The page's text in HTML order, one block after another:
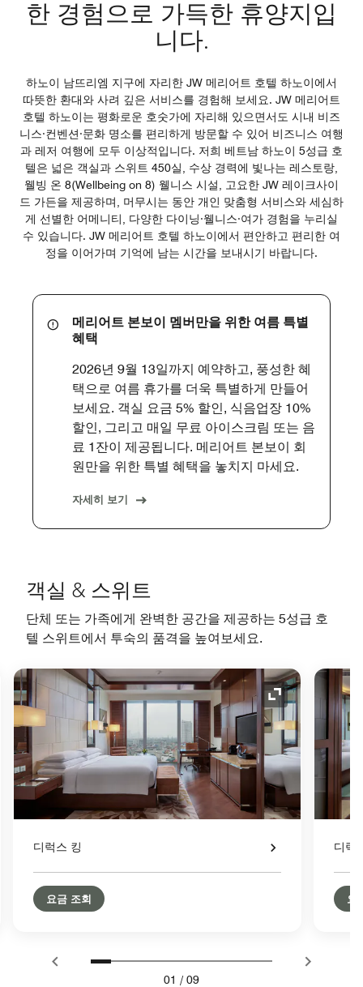
한 경험으로 가득한 휴양지입
니다.
하노이 남뜨리엠 지구에 자리한 JW 메리어트 호텔 하노이에서
따뜻한 환대와 사려 깊은 서비스를 경험해 보세요. JW 메리어트
호텔 하노이는 평화로운 호숫가에 자리해 있으면서도 시내 비즈
니스·컨벤션·문화 명소를 편리하게 방문할 수 있어 비즈니스 여행
과 레저 여행에 모두 이상적입니다. 저희 베트남 하노이 5성급 호
텔은 넓은 객실과 스위트 450실, 수상 경력에 빛나는 레스토랑,
웰빙 온 8(Wellbeing on 8) 웰니스 시설, 고요한 JW 레이크사이
드 가든을 제공하며, 머무시는 동안 개인 맞춤형 서비스와 세심하
게 선별한 어메니티, 다양한 다이닝·웰니스·여가 경험을 누리실
수 있습니다. JW 메리어트 호텔 하노이에서 편안하고 편리한 여
정을 이어가며 기억에 남는 시간을 보내시기 바랍니다.
메리어트 본보이 멤버만을 위한 여름 특별
혜택
2026년 9월 13일까지 예약하고, 풍성한 혜
택으로 여름 휴가를 더욱 특별하게 만들어
보세요. 객실 요금 5% 할인, 식음업장 10%
할인, 그리고 매일 무료 아이스크림 또는 음
료 1잔이 제공됩니다. 메리어트 본보이 회
원만을 위한 특별 혜택을 놓치지 마세요.
자세히 보기
객실 & 스위트
단체 또는 가족에게 완벽한 공간을 제공하는 5성급 호
텔 스위트에서 투숙의 품격을 높여보세요.
이콘 확장 아이콘
디럭스 킹
요금 조회
디럭
요
01 / 09